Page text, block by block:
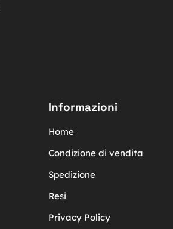
Informazioni
Home
Condizione di vendita
Spedizione
Resi
Privacy Policy